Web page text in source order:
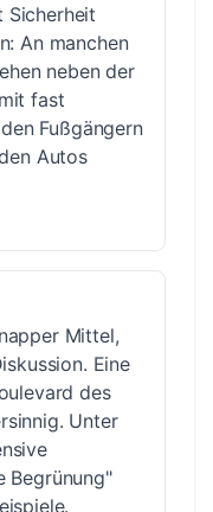
Sicherheit
An manchen
neben der
fast
Fußgängern
Autos
Mittel,
Eine
des
Unter
Begrünung"